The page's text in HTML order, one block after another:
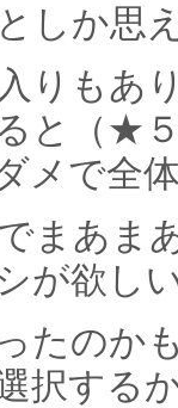
しか思
りもあ
と（★
メで全
まあま
が欲し
たのか
択する